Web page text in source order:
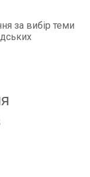
за вибір теми